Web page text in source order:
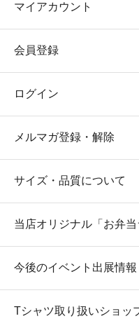
マイアカウント
会員登録
ログイン
メルマガ登録・解除
サイズ・品質について
当店オリジナル「お弁
今後のイベント出展情報
Tシャツ取り扱いショッ